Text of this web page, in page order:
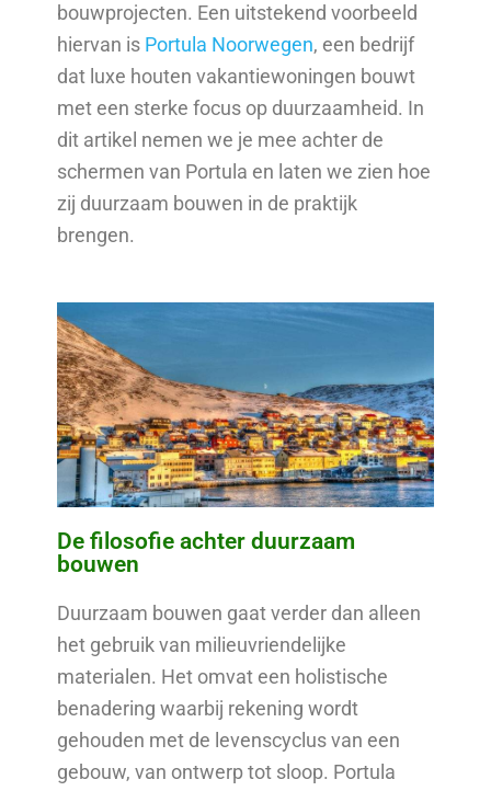
bouwprojecten. Een uitstekend voorbeeld
hiervan is Portula Noorwegen, een bedrijf
dat luxe houten vakantiewoningen bouwt
met een sterke focus op duurzaamheid. In
dit artikel nemen we je mee achter de
schermen van Portula en laten we zien hoe
zij duurzaam bouwen in de praktijk
brengen.
De filosofie achter duurzaam
bouwen
Duurzaam bouwen gaat verder dan alleen
het gebruik van milieuvriendelijke
materialen. Het omvat een holistische
benadering waarbij rekening wordt
gehouden met de levenscyclus van een
gebouw, van ontwerp tot sloop. Portula